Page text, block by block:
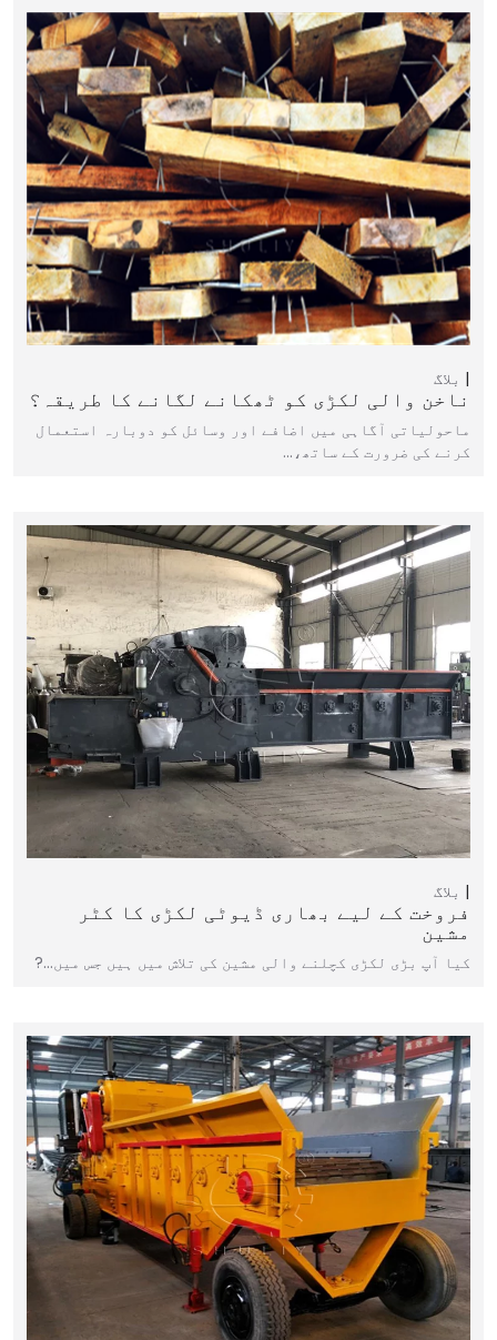
بلاگ
ناخن والی لکڑی کو ٹھکانے لگانے کا طریقہ؟
ماحولیاتی آگاہی میں اضافے اور وسائل کو دوبارہ استعمال
کرنے کی ضرورت کے ساتھ،…
بلاگ
فروخت کے لیے بھاری ڈیوٹی لکڑی کا کٹر
مشین
کیا آپ بڑی لکڑی کچلنے والی مشین کی تلاش میں ہیں جس میں...?